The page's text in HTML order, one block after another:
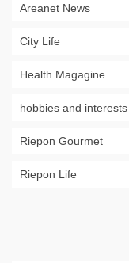
Areanet News
City Life
Health Magagine
hobbies and interests
Riepon Gourmet
Riepon Life